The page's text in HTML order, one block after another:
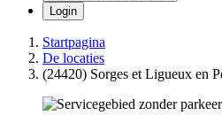
Login
Startpagina
De locaties
(24420) Sorges et Ligueux en